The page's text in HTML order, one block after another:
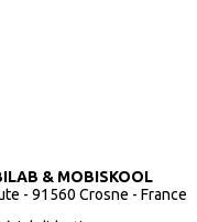
& MOBISKOOL
- 91560 Crosne - France